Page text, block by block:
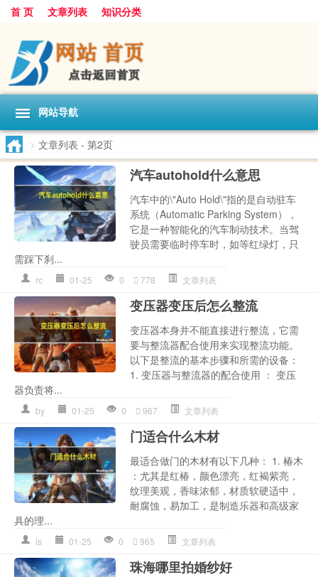
首 页 文章列表 知识分类
网站导航
> 文章列表 - 第2页
汽车autohold什么意思
汽车中的\"Auto Hold\"指的是自动驻车
系统（Automatic Parking System），
它是一种智能化的汽车制动技术。当驾
驶员需要临时停车时，如等红绿灯，只
需踩下刹...
rc 01-25 0 778 文章列表
变压器变压后怎么整流
变压器本身并不能直接进行整流，它需
要与整流器配合使用来实现整流功能。
以下是整流的基本步骤和所需的设备：
1. 变压器与整流器的配合使用 ： 变压
器负责将...
by 01-25 0 967 文章列表
门适合什么木材
最适合做门的木材有以下几种： 1. 椿木
：尤其是红椿，颜色漂亮，红褐紫亮，
纹理美观，香味浓郁，材质软硬适中，
耐腐蚀，易加工，是制造乐器和高级家
具的理...
ls 01-25 0 965 文章列表
珠海哪里拍婚纱好